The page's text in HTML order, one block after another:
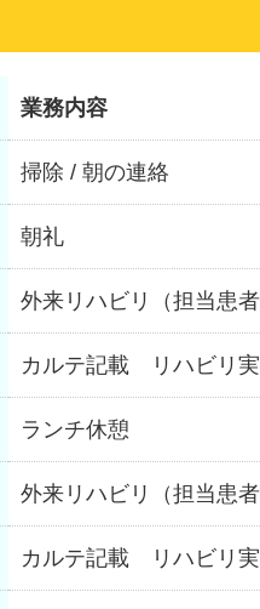
業務内容
掃除 / 朝の連絡
朝礼
外来リハビリ（担当患
カルテ記載 リハビリ
ランチ休憩
外来リハビリ（担当患
カルテ記載 リハビリ